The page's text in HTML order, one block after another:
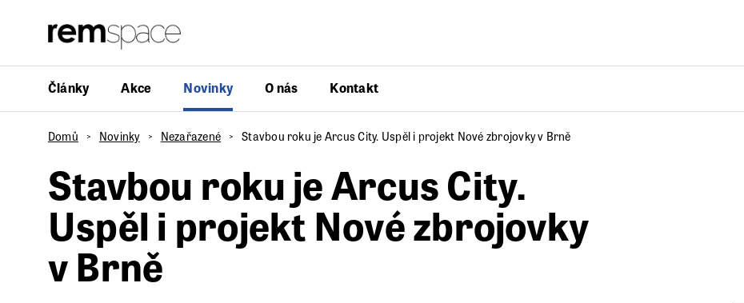
Články Akce Novinky O nás Kontakt
Domů Novinky Nezařazené Stavbou roku je Arcus City. Uspěl i projekt Nové zbrojovky v Brně
Stavbou roku je Arcus City.
Uspěl i projekt Nové zbrojovky
v Brně